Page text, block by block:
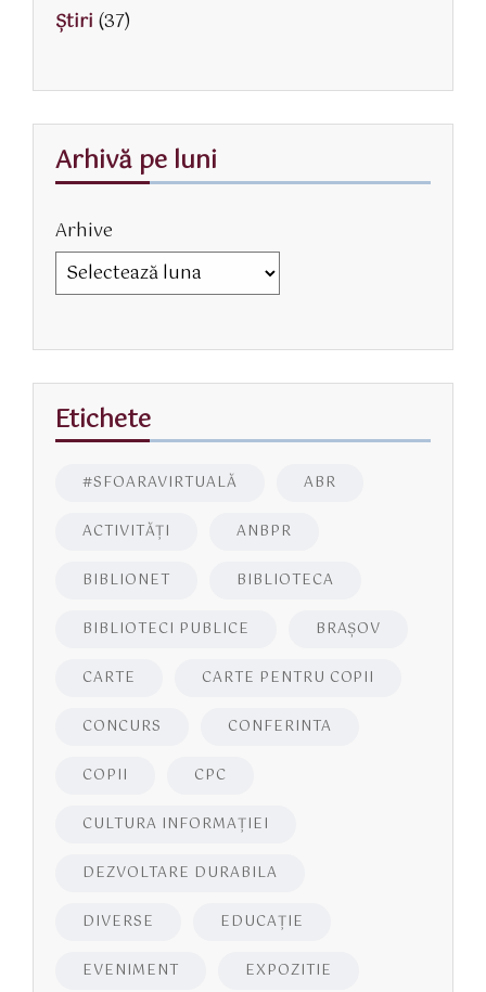
Știri (37)
Arhivă pe luni
Arhive
Etichete
#SFOARAVIRTUALĂ ABR
ACTIVITĂŢI ANBPR
BIBLIONET BIBLIOTECA
BIBLIOTECI PUBLICE BRAŞOV
CARTE CARTE PENTRU COPII
CONCURS CONFERINTA
COPII CPC
CULTURA INFORMAŢIEI
DEZVOLTARE DURABILA
DIVERSE EDUCAŢIE
EVENIMENT EXPOZITIE